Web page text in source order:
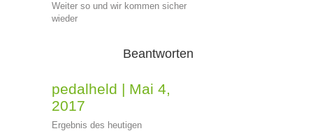
Weiter so und wir kommen sicher
wieder
Beantworten
pedalheld | Mai 4,
2017
Ergebnis des heutigen